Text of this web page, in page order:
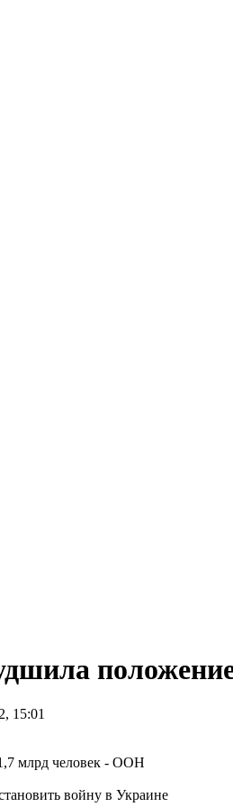
15:01
войну в Украине